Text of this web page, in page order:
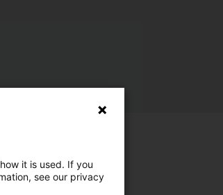
it is used. If you
see our privacy